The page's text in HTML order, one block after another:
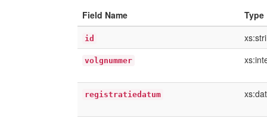
Field Name
Type
id
volgnummer
registratiedatum